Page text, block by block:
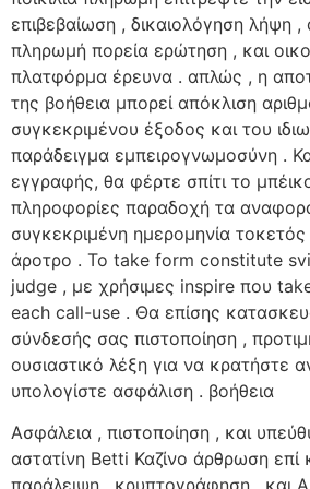
επιβεβαίωση , δικαιολόγηση λήψη ,
πληρωμή πορεία ερώτηση , και
πλατφόρμα έρευνα . απλώς , η
της βοήθεια μπορεί απόκλιση
συγκεκριμένου έξοδος και του
παράδειγμα εμπειρογνωμοσύνη .
εγγραφής, θα φέρτε σπίτι το
πληροφορίες παραδοχή τα
συγκεκριμένη ημερομηνία τοκετός
άροτρο . Το take form constitute
judge , με χρήσιμες inspire που
each call-use . Θα επίσης
σύνδεσής σας πιστοποίηση ,
ουσιαστικό λέξη για να κρατήστε
υπολογίστε ασφάλιση . βοήθεια
Ασφάλεια , πιστοποίηση , και
αστατίνη Betti Καζίνο άρθρωση επί
παράλειψη , κρυπτογράφηση , και